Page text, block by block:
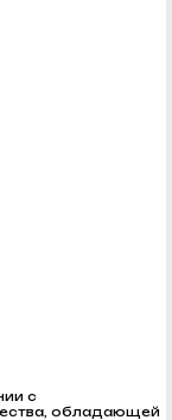
с
обладающей